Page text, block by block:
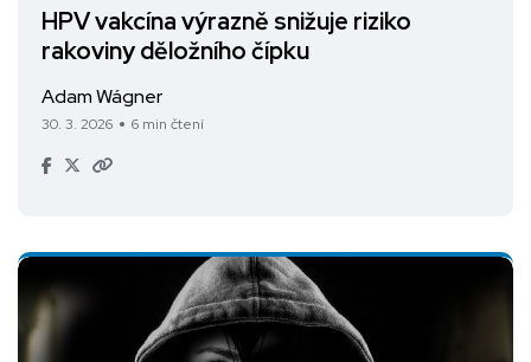
HPV vakcína výrazně snižuje riziko
rakoviny děložního čípku
Adam Wágner
30. 3. 2026 6 min čtení